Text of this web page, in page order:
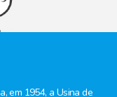
em 1954, a Usina de